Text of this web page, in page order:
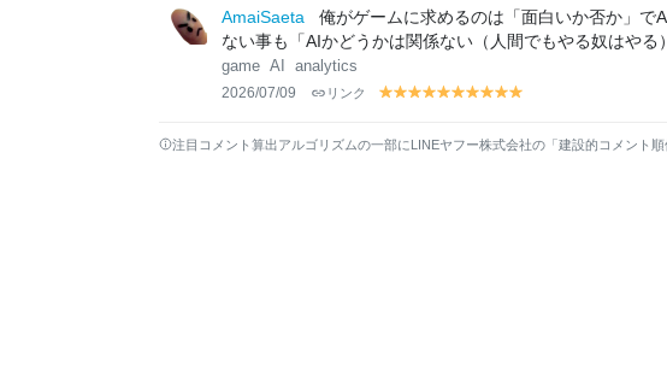
w
lo
w
lo
w
lo
w
lo
w
lo
w
lo
w
lo
w
lo
w
lo
w
AmaiSaeta
俺がゲームに求めるのは「面白いか否か」で
ない事も「AIかどうかは関係ない（人間でもやる奴はやる
game AI analytics
2026/07/09 リンク
y
lo
y
lo
y
lo
y
lo
y
lo
y
lo
y
lo
y
lo
y
lolo
注目コメント算出アルゴリズムの一部にLINEヤフー株式会社の「建設的コメント